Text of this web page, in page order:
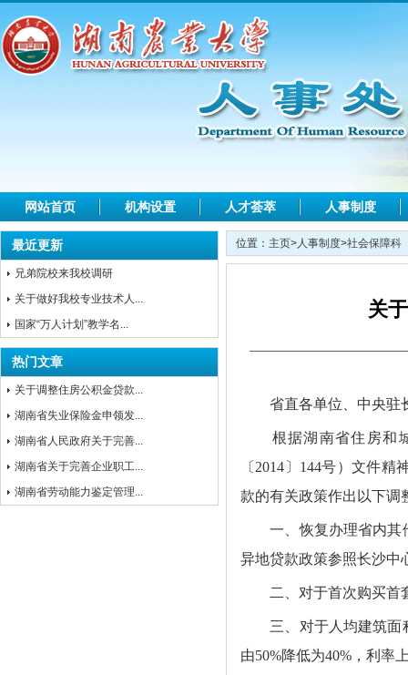
网站首页 机构设置 人才荟萃 人事制度
最近更新
兄弟院校来我校调研
关于做好我校专业技术人...
国家“万人计划”教学名...
热门文章
关于调整住房公积金贷款...
湖南省失业保险金申领发...
湖南省人民政府关于完善...
湖南省关于完善企业职工...
湖南省劳动能力鉴定管理...
位置： 主页>人事制度>社会保障科
关
省直各单位、中央驻
根据湖南省住房和
〔 2014 〕 144号）文件精
款的有关政策作出以下调
一、恢复办理省内其
异地贷款政策参照长沙中
二、 对于首次购买首
三、 对于人均建筑面
由50%降低为40% ，利率